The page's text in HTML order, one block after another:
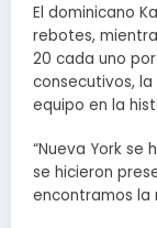
El dominicano
rebotes,
20 cada uno
consecutivos,
equipo en la
“Nueva York se
se hicieron
encontramos la